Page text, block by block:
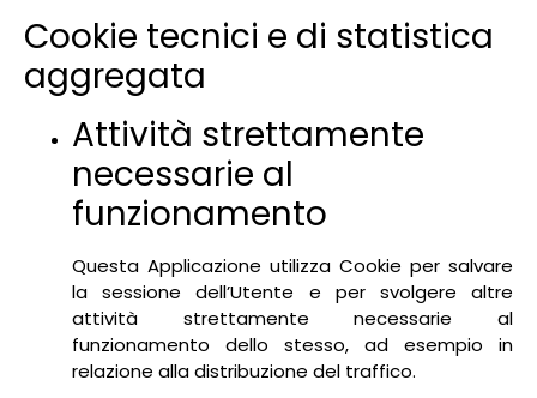
Cookie tecnici e di statistica
aggregata
Attività strettamente
necessarie al
funzionamento
Questa Applicazione utilizza Cookie per salvare
la sessione dell’Utente e per svolgere altre
attività strettamente necessarie al
funzionamento dello stesso, ad esempio in
relazione alla distribuzione del traffico.